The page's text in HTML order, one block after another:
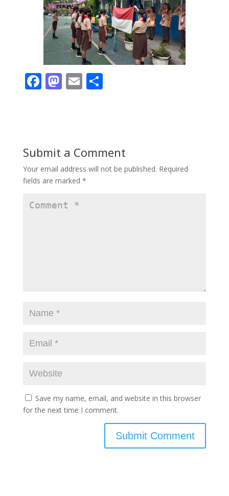
F
o
o
k
M
o
n
E S
Submit a Comment
Your email address will not be published. Required
fields are marked *
Save my name, email, and website in this browser
for the next time I comment.